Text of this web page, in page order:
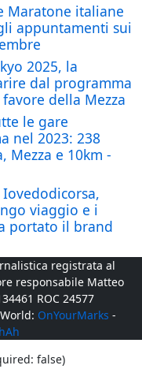
Maratone italiane
appuntamenti sui
2025, la
dal programma
della Mezza
le gare
nel 2023: 238
Mezza e 10km -
viaggio e i
portato il brand
registrata al
responsabile Matteo
ROC 24577
OnYourMarks -
false)